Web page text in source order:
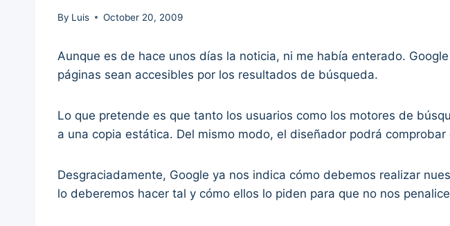
By Luis October 20, 2009
Aunque es de hace unos días la noticia, ni me había enterado.
páginas sean accesibles por los resultados de búsqueda.
Lo que pretende es que tanto los usuarios como los motores de
a una copia estática. Del mismo modo, el diseñador podrá
Desgraciadamente, Google ya nos indica cómo debemos realizar
lo deberemos hacer tal y cómo ellos lo piden para que no nos